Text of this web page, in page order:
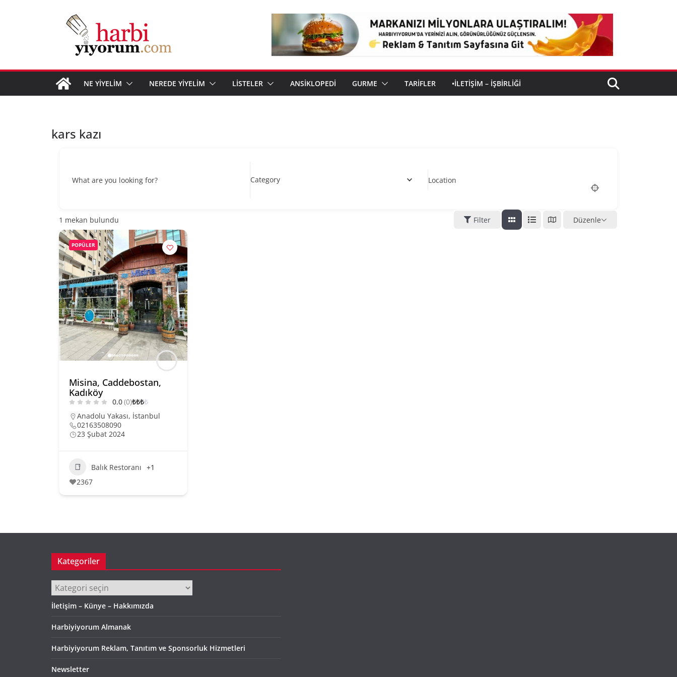
NE YİYELİM NEREDE YİYELİM LİSTELER ANSİKLOPEDİ GURME TARİFLER •İLETIŞIM – İŞBIRLIĞI
kars kazı
What are you looking for? Category Location
1 mekan bulundu Filter Düzenle
POPÜLER
Misina, Caddebostan,
Kadıköy
0.0(0)₺₺₺₺
Anadolu Yakası, İstanbul
02163508090
23 Şubat 2024
Balık Restoranı +1
2367
Kategoriler
Kategoriler
İletişim – Künye – Hakkımızda
Harbiyiyorum Almanak
Harbiyiyorum Reklam, Tanıtım ve Sponsorluk Hizmetleri
Newsletter